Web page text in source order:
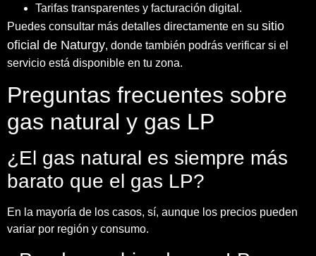
Tarifas transparentes y facturación digital.
Puedes consultar más detalles directamente en su sitio
oficial de Naturgy, donde también podrás verificar si el
servicio está disponible en tu zona.
Preguntas frecuentes sobre
gas natural y gas LP
¿El gas natural es siempre más
barato que el gas LP?
En la mayoría de los casos, sí, aunque los precios pueden
variar por región y consumo.